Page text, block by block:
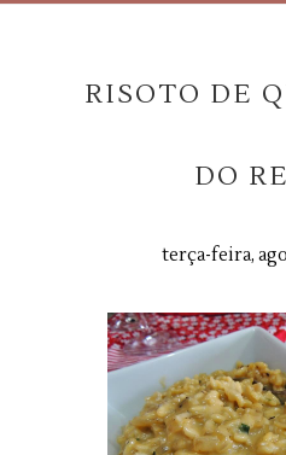
RISOTO DE
DO
terça-feira,